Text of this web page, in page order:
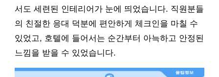
서도 세련된 인테리어가 눈에 띄었습니다. 직원분들
의 친절한 응대 덕분에 편안하게 체크인을 마칠 수
있었고, 호텔에 들어서는 순간부터 아늑하고 안정된
느낌을 받을 수 있었습니다.